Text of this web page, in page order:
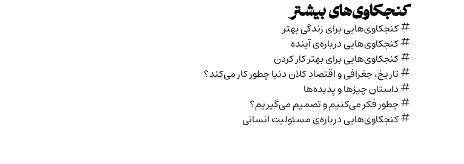
کنجکاوی‌های بیشتر
کنجکاوی‌هایی برای زندگی بهتر
کنجکاوی‌هایی درباره‌ی آينده
کنجکاوی‌هایی برای بهتر کار کردن
تاریخ،‌ جغرافی و اقتصاد کلان دنیا چطور کار می‌کند؟
داستان چیزها و پدیده‌ها
چطور فکر می‌کنیم و تصمیم می‌گیریم؟
کنجکاوی‌هایی درباره‌ی مسئولیت انسانی